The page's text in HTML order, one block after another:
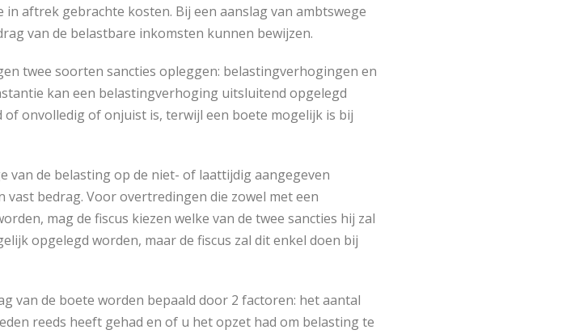
aftrek gebrachte kosten. Bij een aanslag van ambtswege
van de belastbare inkomsten kunnen bewijzen.
twee soorten sancties opleggen: belastingverhogingen en
kan een belastingverhoging uitsluitend opgelegd
onvolledig of onjuist is, terwijl een boete mogelijk is bij
van de belasting op de niet- of laattijdig aangegeven
bedrag. Voor overtredingen die zowel met een
mag de fiscus kiezen welke van de twee sancties hij zal
opgelegd worden, maar de fiscus zal dit enkel doen bij
van de boete worden bepaald door 2 factoren: het aantal
reeds heeft gehad en of u het opzet had om belasting te